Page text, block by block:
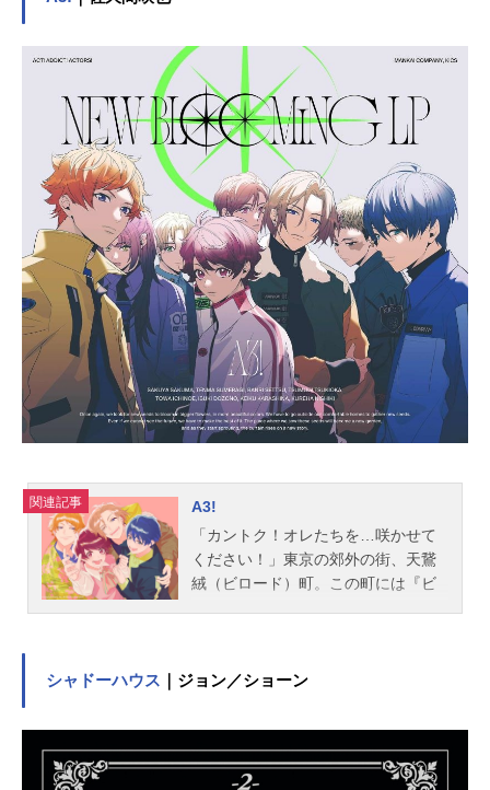
関連記事
A3!
「カントク！オレたちを…咲かせて
ください！」東京の郊外の街、天鵞
絨（ビロード）町。この町には『ビ
通の手紙を頼りにこの地に降り立っ
会ったのは―…【・借金まみれ！・
お客ゼロ！・劇団員たった1名！】か
つての栄光を失った潰れかけのボロ
シャドーハウス ｜ジョン／ショーン